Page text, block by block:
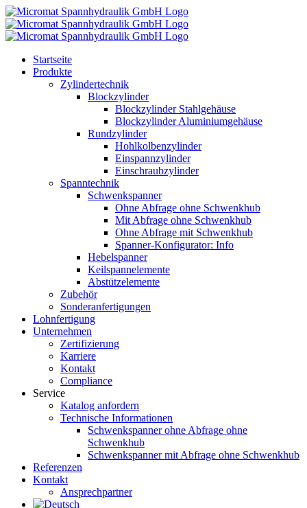
Skip
to
content
Startseite
Produkte
Zylindertechnik
Blockzylinder
Blockzylinder Stahlgehäuse
Blockzylinder Aluminiumgehäuse
Rundzylinder
Hohlkolbenzylinder
Einspannzylinder
Einschraubzylinder
Spanntechnik
Schwenkspanner
Ohne Abfrage ohne Schwenkhub
Mit Abfrage ohne Schwenkhub
Ohne Abfrage mit Schwenkhub
Spanner-Konfigurator: Info
Hebelspanner
Keilspannelemente
Abstützelemente
Zubehör
Sonderanfertigungen
Lohnfertigung
Unternehmen
Zertifizierung
Karriere
Kontakt
Compliance
Service
Katalog anfordern
Technische Informationen
Schwenkspanner ohne Abfrage ohne
Schwenkhub
Schwenkspanner mit Abfrage ohne Schwenkhub
Referenzen
Kontakt
Ansprechpartner